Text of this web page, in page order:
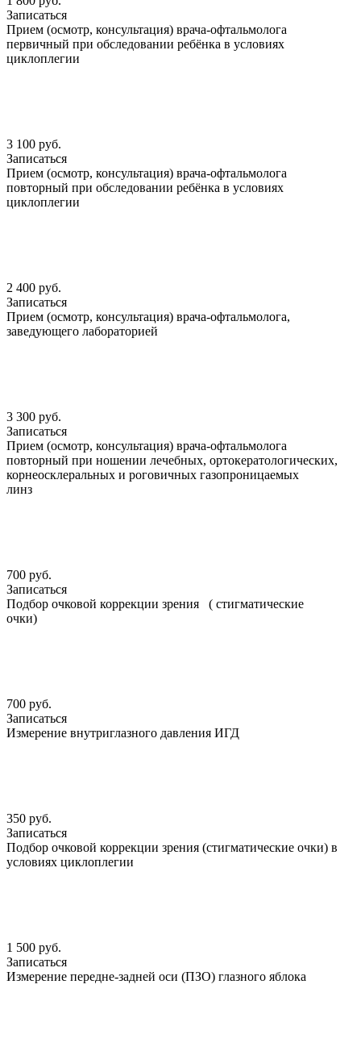
Записаться
Прием (осмотр, консультация) врача-офтальмолога
первичный при обследовании ребёнка в условиях
циклоплегии
3 100 руб.
Записаться
Прием (осмотр, консультация) врача-офтальмолога
повторный при обследовании ребёнка в условиях
циклоплегии
2 400 руб.
Записаться
Прием (осмотр, консультация) врача-офтальмолога,
заведующего лабораторией
3 300 руб.
Записаться
Прием (осмотр, консультация) врача-офтальмолога
повторный при ношении лечебных, ортокератологических,
корнеосклеральных и роговичных газопроницаемых
линз
700 руб.
Записаться
Подбор очковой коррекции зрения ( стигматические
очки)
700 руб.
Записаться
Измерение внутриглазного давления ИГД
350 руб.
Записаться
Подбор очковой коррекции зрения (стигматические очки) в
условиях циклоплегии
1 500 руб.
Записаться
Измерение передне-задней оси (ПЗО) глазного яблока